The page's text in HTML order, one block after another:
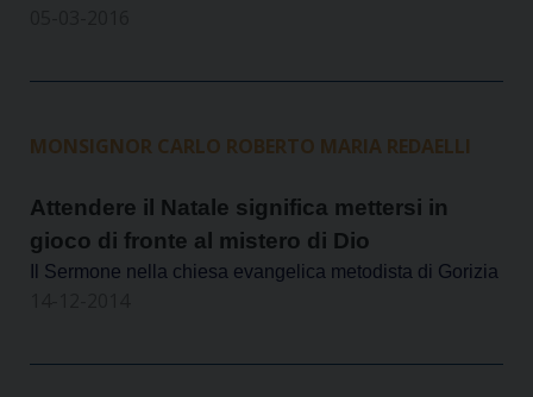
MONSIGNOR CARLO ROBERTO MARIA REDAELLI
Attendere il Natale significa mettersi in
gioco di fronte al mistero di Dio
Il Sermone nella chiesa evangelica metodista di Gorizia